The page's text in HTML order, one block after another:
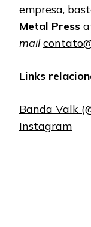
empresa,
Metal Press
mail
Links
Banda Valk
Instagram